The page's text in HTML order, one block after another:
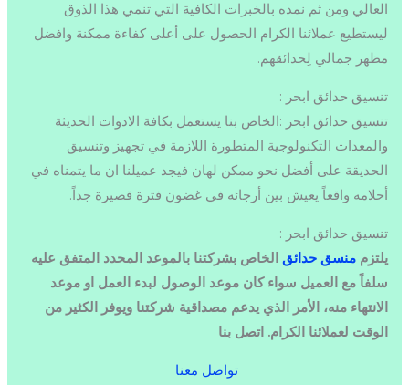
العالي ومن ثم نمده بالخبرات الكافية التي تنمي هذا الذوق
ليستطيع عملائنا الكرام الحصول على أعلى كفاءة ممكنة وافضل
مظهر جمالي لِحدائقهم.
تنسيق حدائق ابحر :
تنسيق حدائق ابحر :الخاص بنا يستعمل بكافة الادوات الحديثة
والمعدات التكنولوجية المتطورة اللازمة في تجهيز وتنسيق
الحديقة على أفضل نحو ممكن لهان فيجد عميلنا ان ما يتمناه في
أحلامه واقعاً يعيش بين أرجائه في غضون فترة قصيرة جداً.
تنسيق حدائق ابحر :
يلتزممنسق حدائق الخاص بشركتنا بالموعد المحدد المتفق عليه
سلفاً مع العميل سواء كان موعد الوصول لبدء العمل او موعد
الانتهاء منه، الأمر الذي يدعم مصداقية شركتنا ويوفر الكثير من
الوقت لعملائنا الكرام. اتصل بنا
تواصل معنا